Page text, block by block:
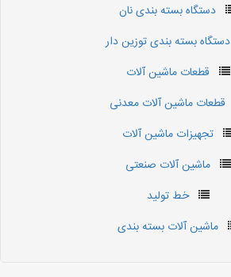
دستگاه بسته بندی نان
دستگاه بسته بندی توزین دار
قطعات ماشین آلات
قطعات ماشین آلات معدنی
تجهیزات ماشین آلات
ماشین آلات صنعتی
خط تولید
ماشین آلات بسته بندی